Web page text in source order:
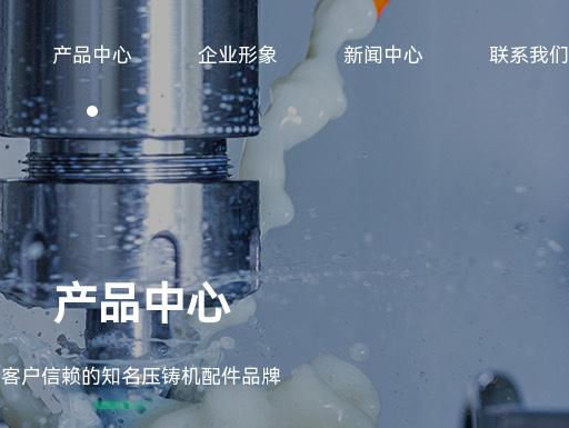
产品中心 企业形象 新闻中心 联系我们
产品中心
客户信赖的知名压铸机配件品牌